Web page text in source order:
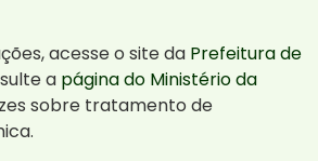
acesse o site da Prefeitura de
a página do Ministério da
sobre tratamento de